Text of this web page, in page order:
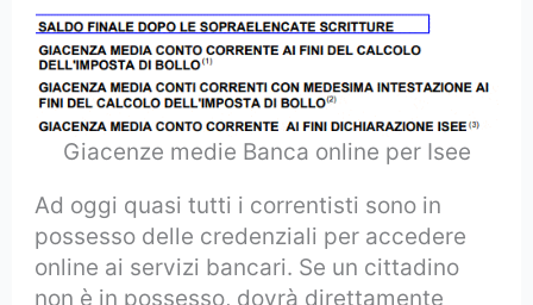
Giacenze medie Banca online per Isee
Ad oggi quasi tutti i correntisti sono in
possesso delle credenziali per accedere
online ai servizi bancari. Se un cittadino
non è in possesso, dovrà direttamente